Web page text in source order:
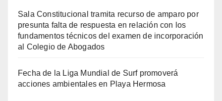
Sala Constitucional tramita recurso de amparo por
presunta falta de respuesta en relación con los
fundamentos técnicos del examen de incorporación
al Colegio de Abogados
Fecha de la Liga Mundial de Surf promoverá
acciones ambientales en Playa Hermosa